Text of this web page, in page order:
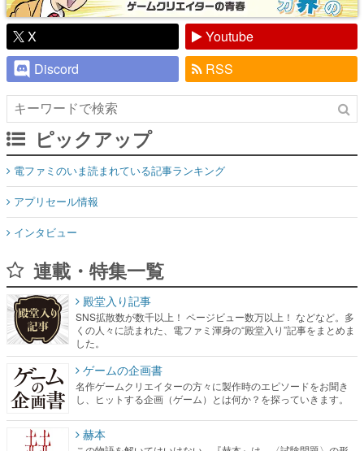
X
Youtube
Discord
RSS
ピックアップ
電ファミのいま読まれている記事ランキング
アプリセール情報
インタビュー
連載・特集一覧
殿堂入り記事
SNS拡散数が数千以上！ ページビュー数万以上！ などなど。多
くの人々に読まれた、電ファミ渾身の“殿堂入り”記事をまとめま
した。
ゲームの企画書
名作ゲームクリエイターの方々に製作時のエピソードをお聞き
し、ヒットする企画（ゲーム）とは何か？を探っていきます。
赫本